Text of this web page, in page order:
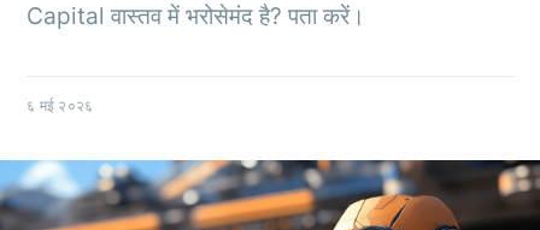
Capital वास्तव में भरोसेमंद है? पता करें।
६ मई २०२६